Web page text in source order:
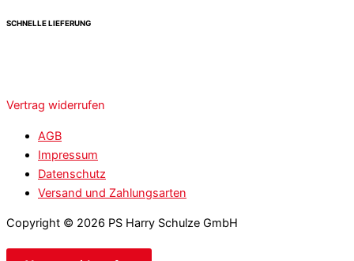
SCHNELLE LIEFERUNG
Vertrag widerrufen
AGB
Impressum
Datenschutz
Versand und Zahlungsarten
Copyright © 2026 PS Harry Schulze GmbH